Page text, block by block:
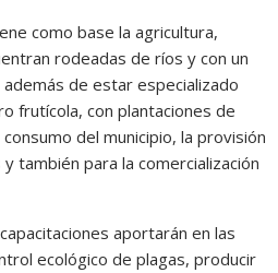
como base la agricultura,
rodeadas de ríos y con un
de estar especializado
frutícola, con plantaciones de
del municipio, la provisión
también para la comercialización
aportarán en las
ecológico de plagas, producir